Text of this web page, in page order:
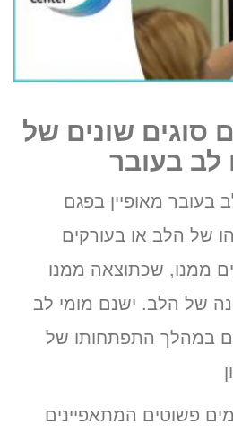
סוגים שונים של
לב בעובר
בעובר מאופיין בפגם
של הלב או בעורקים
ממנו, שכתוצאה ממנו
של הלב. ישנם מומי לב
במהלך התפתחותו של
פשוטים המתאפיינים